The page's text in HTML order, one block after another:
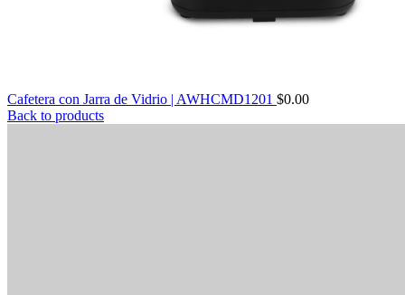
Cafetera con Jarra de Vidrio | AWHCMD1201 $0.00
Back to products